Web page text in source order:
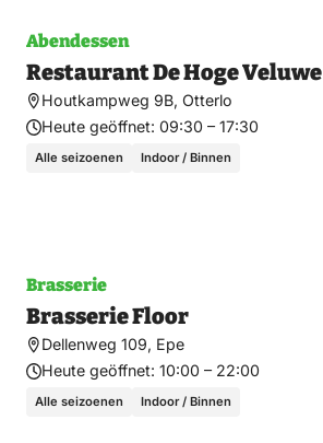
Abendessen
Restaurant De Hoge Veluwe
Houtkampweg 9B, Otterlo
Heute geöffnet: 09:30 – 17:30
Alle seizoenen Indoor / Binnen
Brasserie
Brasserie Floor
Dellenweg 109, Epe
Heute geöffnet: 10:00 – 22:00
Alle seizoenen Indoor / Binnen